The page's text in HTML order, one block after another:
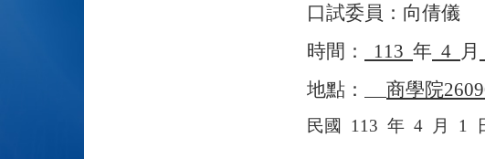
口試委員：向倩儀
時間：
113 年 4 月
地點：
商學院
民國 113 年 4 月 1